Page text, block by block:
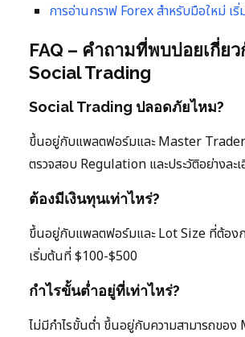
การอ่านกราฟ Forex สำหรับมือใหม่ เ
FAQ – คำถามที่พบบ่อยเกี่ย
Social Trading
Social Trading ปลอดภัยไหม?
ขึ้นอยู่กับแพลตฟอร์มและ Master Trader
ตรวจสอบ Regulation และประวัติอย่างละ
ต้องมีเงินทุนเท่าไหร่?
ขึ้นอยู่กับแพลตฟอร์มและ Lot Size ที่ต้องก
เริ่มต้นที่ $100-$500
กำไรขั้นต่ำอยู่ที่เท่าไหร่?
ไม่มีกำไรขั้นต่ำ ขึ้นอยู่กับความสามารถขอ